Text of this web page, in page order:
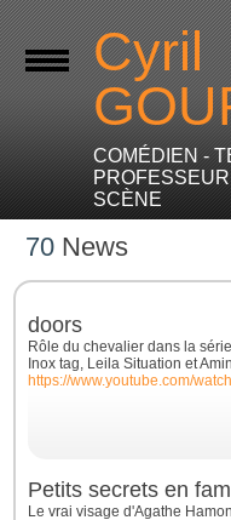
Cyril
COMÉDIEN -
SCÈNE
70 News
doors
Rôle du chevalier dans la
Inox tag, Leila Situation et
https://www.youtube.com/
Petits secrets en
Le vrai visage d'Agathe